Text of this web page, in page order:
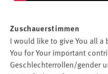
Zuschauerstimmen
I would like to give You all
You for Your important
Geschlechterrollen/gender